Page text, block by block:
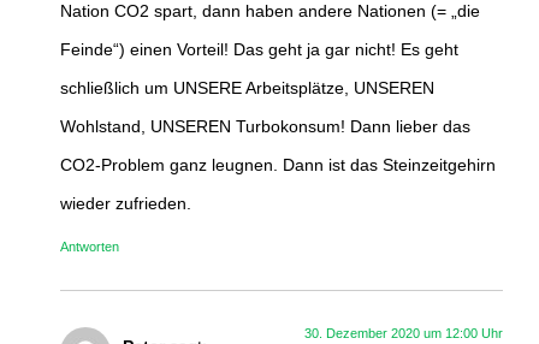
Nation CO2 spart, dann haben andere Nationen (= „die
Feinde“) einen Vorteil! Das geht ja gar nicht! Es geht
schließlich um UNSERE Arbeitsplätze, UNSEREN
Wohlstand, UNSEREN Turbokonsum! Dann lieber das
CO2-Problem ganz leugnen. Dann ist das Steinzeitgehirn
wieder zufrieden.
Antworten
30. Dezember 2020 um 12:00 Uhr